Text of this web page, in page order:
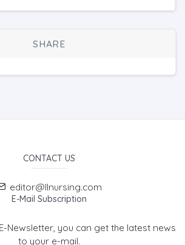
SHARE
CONTACT US
editor@llnursing.com
E-Mail Subscription
Newsletter, you can get the latest news
to your e-mail.